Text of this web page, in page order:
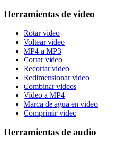
Herramientas de video
Rotar video
Voltear video
MP4 a MP3
Cortar video
Recortar video
Redimensionar video
Combinar videos
Video a MP4
Marca de agua en video
Comprimir video
Herramientas de audio